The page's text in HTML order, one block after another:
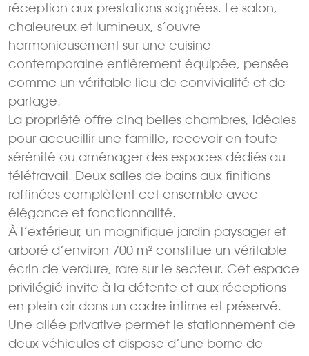
réception aux prestations soignées. Le salon,
chaleureux et lumineux, s’ouvre
harmonieusement sur une cuisine
contemporaine entièrement équipée, pensée
comme un véritable lieu de convivialité et de
partage.
La propriété offre cinq belles chambres, idéales
pour accueillir une famille, recevoir en toute
sérénité ou aménager des espaces dédiés au
télétravail. Deux salles de bains aux finitions
raffinées complètent cet ensemble avec
élégance et fonctionnalité.
À l’extérieur, un magnifique jardin paysager et
arboré d’environ 700 m² constitue un véritable
écrin de verdure, rare sur le secteur. Cet espace
privilégié invite à la détente et aux réceptions
en plein air dans un cadre intime et préservé.
Une allée privative permet le stationnement de
deux véhicules et dispose d’une borne de